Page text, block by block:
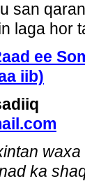
san
laga hor
ee
iib)
ka